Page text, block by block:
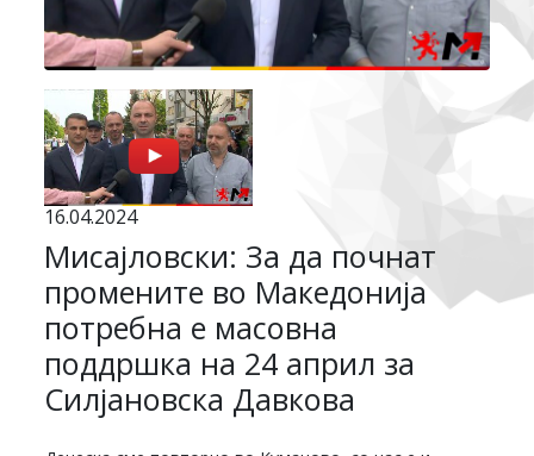
16.04.2024
Мисајловски: За да почнат
промените во Македонија
потребна е масовна
поддршка на 24 април за
Силјановска Давкова